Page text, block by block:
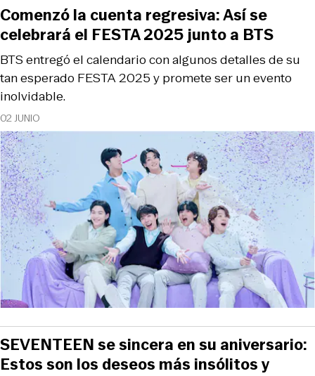
02 JUNIO
BTS entregó el calendario con algunos detalles de su
tan esperado FESTA 2025 y promete ser un evento
inolvidable.
Comenzó la cuenta regresiva: Así se
celebrará el FESTA 2025 junto a BTS
SEVENTEEN se sincera en su aniversario:
Estos son los deseos más insólitos y